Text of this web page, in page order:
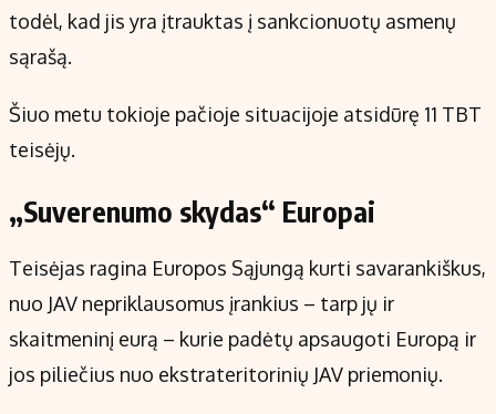
todėl, kad jis yra įtrauktas į sankcionuotų asmenų
sąrašą.
Šiuo metu tokioje pačioje situacijoje atsidūrę 11 TBT
teisėjų.
„Suverenumo skydas“ Europai
Teisėjas ragina Europos Sąjungą kurti savarankiškus,
nuo JAV nepriklausomus įrankius – tarp jų ir
skaitmeninį eurą – kurie padėtų apsaugoti Europą ir
jos piliečius nuo ekstrateritorinių JAV priemonių.